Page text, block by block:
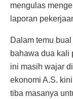
mengulas
laporan
Dalam temu
bahawa dua kali
ini masih wajar
ekonomi A.S.
tiba masanya